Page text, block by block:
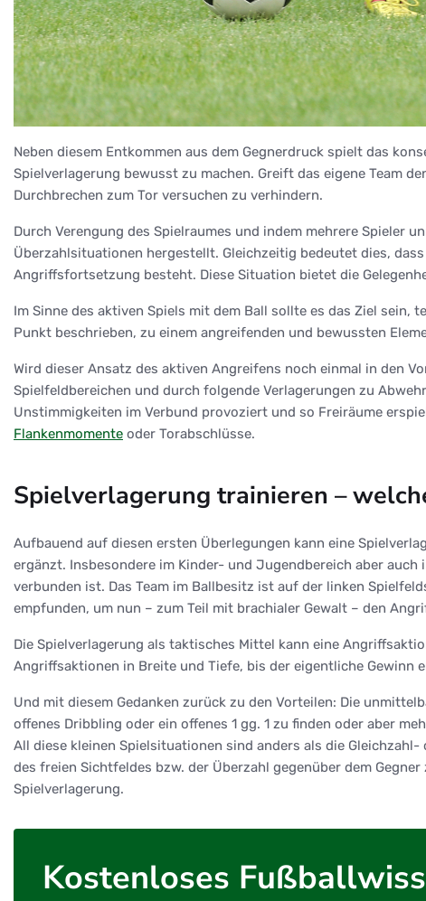
Neben diesem Entkommen aus dem Gegnerdruck spielt das
Spielverlagerung bewusst zu machen. Greift das eigene Team
Durchbrechen zum Tor versuchen zu verhindern.
Durch Verengung des Spielraumes und indem mehrere Spieler
Überzahlsituationen hergestellt. Gleichzeitig bedeutet dies,
Angriffsfortsetzung besteht. Diese Situation bietet die
Im Sinne des aktiven Spiels mit dem Ball sollte es das Ziel
Punkt beschrieben, zu einem angreifenden und bewussten
Wird dieser Ansatz des aktiven Angreifens noch einmal in den
Spielfeldbereichen und durch folgende Verlagerungen zu
Unstimmigkeiten im Verbund provoziert und so Freiräume
Flankenmomente oder Torabschlüsse.
Spielverlagerung trainieren –
Aufbauend auf diesen ersten Überlegungen kann eine
ergänzt. Insbesondere im Kinder- und Jugendbereich aber
verbunden ist. Das Team im Ballbesitz ist auf der linken
empfunden, um nun – zum Teil mit brachialer Gewalt – den
Die Spielverlagerung als taktisches Mittel kann eine
Angriffsaktionen in Breite und Tiefe, bis der eigentliche Gewinn
Und mit diesem Gedanken zurück zu den Vorteilen: Die
offenes Dribbling oder ein offenes 1 gg. 1 zu finden oder aber
All diese kleinen Spielsituationen sind anders als die
des freien Sichtfeldes bzw. der Überzahl gegenüber dem
Spielverlagerung.
Kostenloses